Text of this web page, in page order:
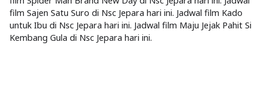
film Sajen Satu Suro di Nsc Jepara hari ini. Jadwal film Kado
untuk Ibu di Nsc Jepara hari ini. Jadwal film Maju Jejak Pahit Si
Kembang Gula di Nsc Jepara hari ini.